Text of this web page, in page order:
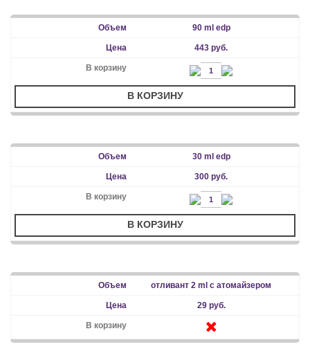
90 ml edp
443 руб.
В КОРЗИНУ
30 ml edp
300 руб.
В КОРЗИНУ
отливант 2 ml с атомайзером
29 руб.